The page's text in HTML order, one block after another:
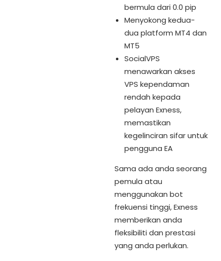
bermula dari 0.0 pip
Menyokong kedua-
dua platform MT4 dan
MT5
SocialVPS
menawarkan akses
VPS kependaman
rendah kepada
pelayan Exness,
memastikan
kegelinciran sifar untuk
pengguna EA
Sama ada anda seorang
pemula atau
menggunakan bot
frekuensi tinggi, Exness
memberikan anda
fleksibiliti dan prestasi
yang anda perlukan.